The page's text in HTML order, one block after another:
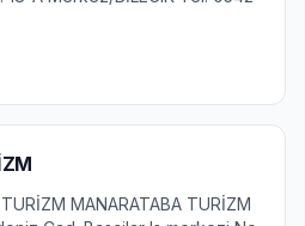
MANARATABA TURİZM